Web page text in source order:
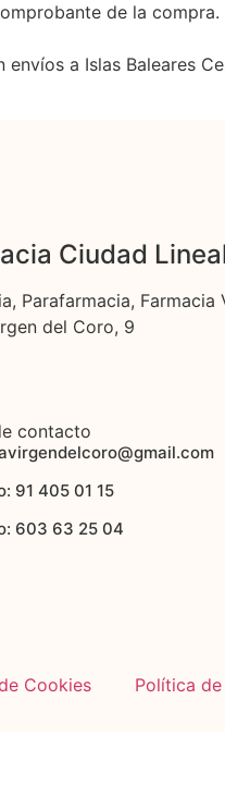
de la compra.
a Islas Baleares
Ciudad
Parafarmacia, Farmacia
del Coro, 9
contacto
91 405 01 15
603 63 25 04
Cookies Política